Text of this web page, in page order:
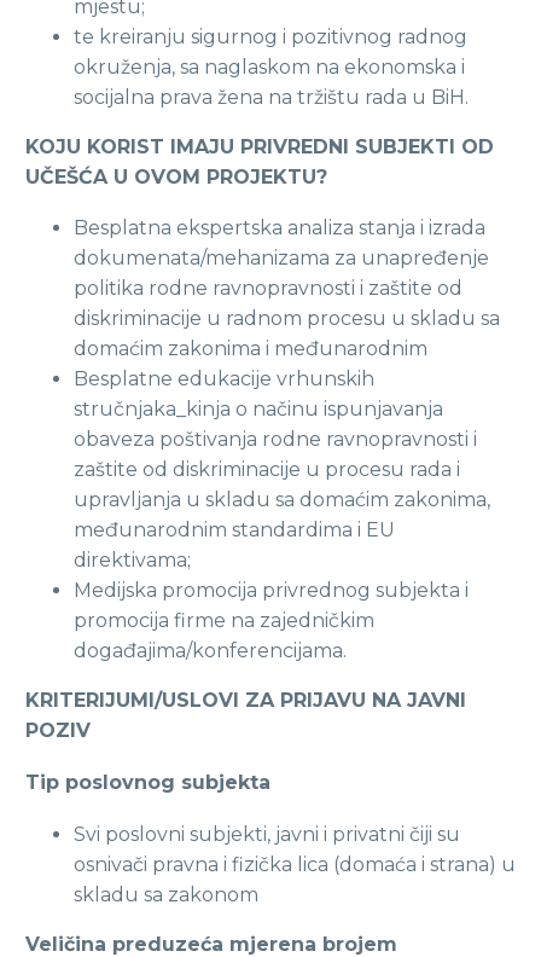
mjestu;
te kreiranju sigurnog i pozitivnog radnog
okruženja, sa naglaskom na ekonomska i
socijalna prava žena na tržištu rada u BiH.
KOJU KORIST IMAJU PRIVREDNI SUBJEKTI OD
UČEŠĆA U OVOM PROJEKTU?
Besplatna ekspertska analiza stanja i izrada
dokumenata/mehanizama za unapređenje
politika rodne ravnopravnosti i zaštite od
diskriminacije u radnom procesu u skladu sa
domaćim zakonima i međunarodnim
Besplatne edukacije vrhunskih
stručnjaka_kinja o načinu ispunjavanja
obaveza poštivanja rodne ravnopravnosti i
zaštite od diskriminacije u procesu rada i
upravljanja u skladu sa domaćim zakonima,
međunarodnim standardima i EU
direktivama;
Medijska promocija privrednog subjekta i
promocija firme na zajedničkim
događajima/konferencijama.
KRITERIJUMI/USLOVI ZA PRIJAVU NA JAVNI
POZIV
Tip poslovnog subjekta
Svi poslovni subjekti, javni i privatni čiji su
osnivači pravna i fizička lica (domaća i strana) u
skladu sa zakonom
Veličina preduzeća mjerena brojem